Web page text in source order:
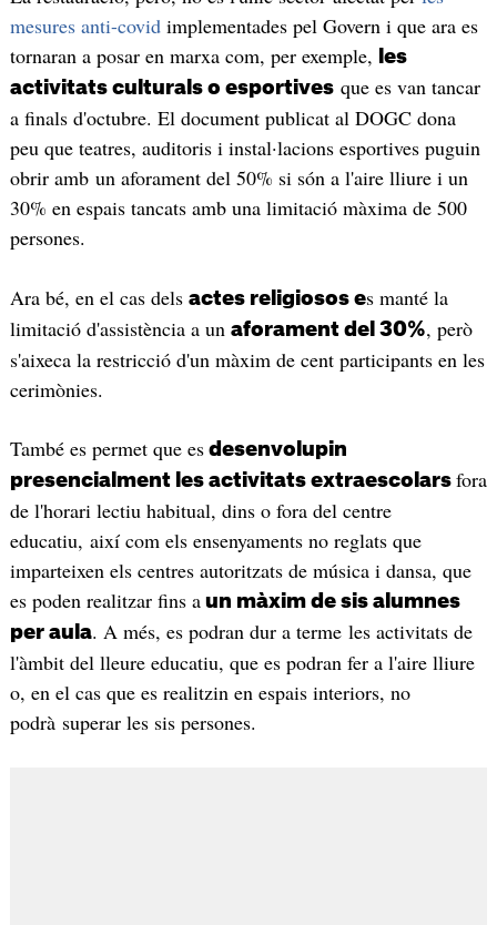
mesures anti-covidimplementades pel Govern i que ara es
tornaran a posar en marxa com, per exemple,
les
activitats culturals o esportivesque es van tancar
a finals d'octubre. El document publicat al DOGC dona
peu que teatres, auditoris i instal·lacions esportives puguin
obrir amb un aforament del 50% si són a l'aire lliure i un
30% en espais tancats amb una limitació màxima de 500
persones.
Ara bé, en el cas dels actes religiosos es manté la
limitació d'assistència a un aforament del 30%, però
s'aixeca la restricció d'un màxim de cent participants en les
cerimònies.
També es permet que esdesenvolupin
presencialment les activitats extraescolars fora
de l'horari lectiu habitual, dins o fora del centre
educatiu, així com els ensenyaments no reglats que
imparteixen els centres autoritzats de música i dansa, que
es poden realitzar fins aun màxim de sis alumnes
per aula. A més, es podran dur a terme les activitats de
l'àmbit del lleure educatiu, que es podran fer a l'aire lliure
o, en el cas que es realitzin en espais interiors, no
podrà superar les sis persones.